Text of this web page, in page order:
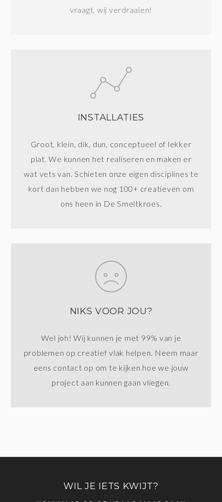
vraagt, wij verdraaien!
INSTALLATIES
Groot, klein, dik, dun, conceptueel of lekker
plat. We kunnen het realiseren en maken er
wat vets van. Schieten onze eigen disciplines te
kort dan hebben we nog 100+ creatieven om
ons heen in De Smeltkroes.
NIKS VOOR JOU?
Wel joh! Wij kunnen je met 99% van je
problemen op creatief vlak helpen. Neem maar
eens contact op om te kijken hoe we jouw
project aan kunnen gaan vliegen.
WIL JE IETS KWIJT?